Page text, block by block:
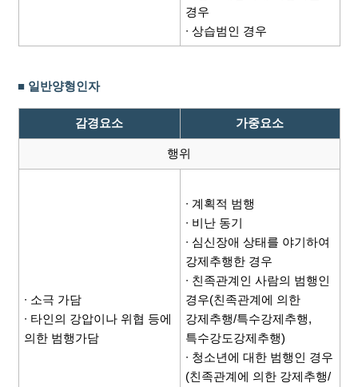
경우
∙ 상습범인 경우
■ 일반양형인자
감경요소 가중요소
행위
∙ 소극 가담
∙ 타인의 강압이나 위협 등에
의한 범행가담
∙ 계획적 범행
∙ 비난 동기
∙ 심신장애 상태를 야기하여
강제추행한 경우
∙ 친족관계인 사람의 범행인
경우(친족관계에 의한
강제추행/특수강제추행,
특수강도강제추행)
∙ 청소년에 대한 범행인 경우
(친족관계에 의한 강제추행/